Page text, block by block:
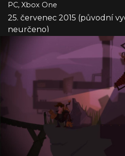
PC, Xbox One
25. červenec 2015 (původní
neurčeno)